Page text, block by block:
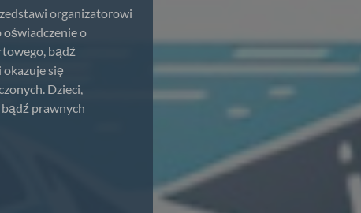
organizatorowi
o
bądź
się
Dzieci,
prawnych